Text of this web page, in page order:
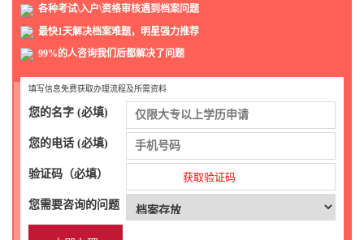
各种考试\入户\资格审核遇到档案问题
最快1天解决档案难题，明星强力推荐
99%的人咨询我们后都解决了问题
填写信息免费获取办理流程及所需资料
您的名字 (必填)
您的电话 (必填)
验证码（必填） 获取验证码
您需要咨询的问题